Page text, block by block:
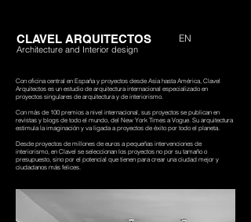
CLAVEL ARQUITECTOS
Architecture and Interior design
EN
Con oficina central en España y proyectos desde Asia hasta América, Clavel
Arquitectos es un estudio de arquitectura internacional especializado en
proyectos singulares de arquitectura y de interiorismo.
Con más de 100 premios a nivel internacional, sus proyectos se publican en
revistas y blogs de todo el mundo, del New York Times a Vogue. Su arquitectura
estimula la imaginación y va ligada a proyectos de éxito por todo el planeta.
Desde proyectos de millones de euros a pequeñas intervenciones de
interiorismo, en Clavel se seleccionan los proyectos no por su tamaño o
presupuesto, sino por el potencial que tienen para crear una ciudad mejor y
ciudadanos más felices.